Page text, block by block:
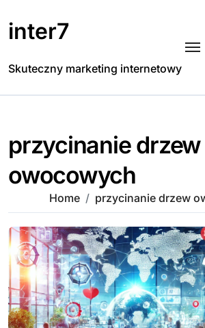
to
content
inter7
Skuteczny marketing internetowy
przycinanie drzew
owocowych
Home przycinanie drzew